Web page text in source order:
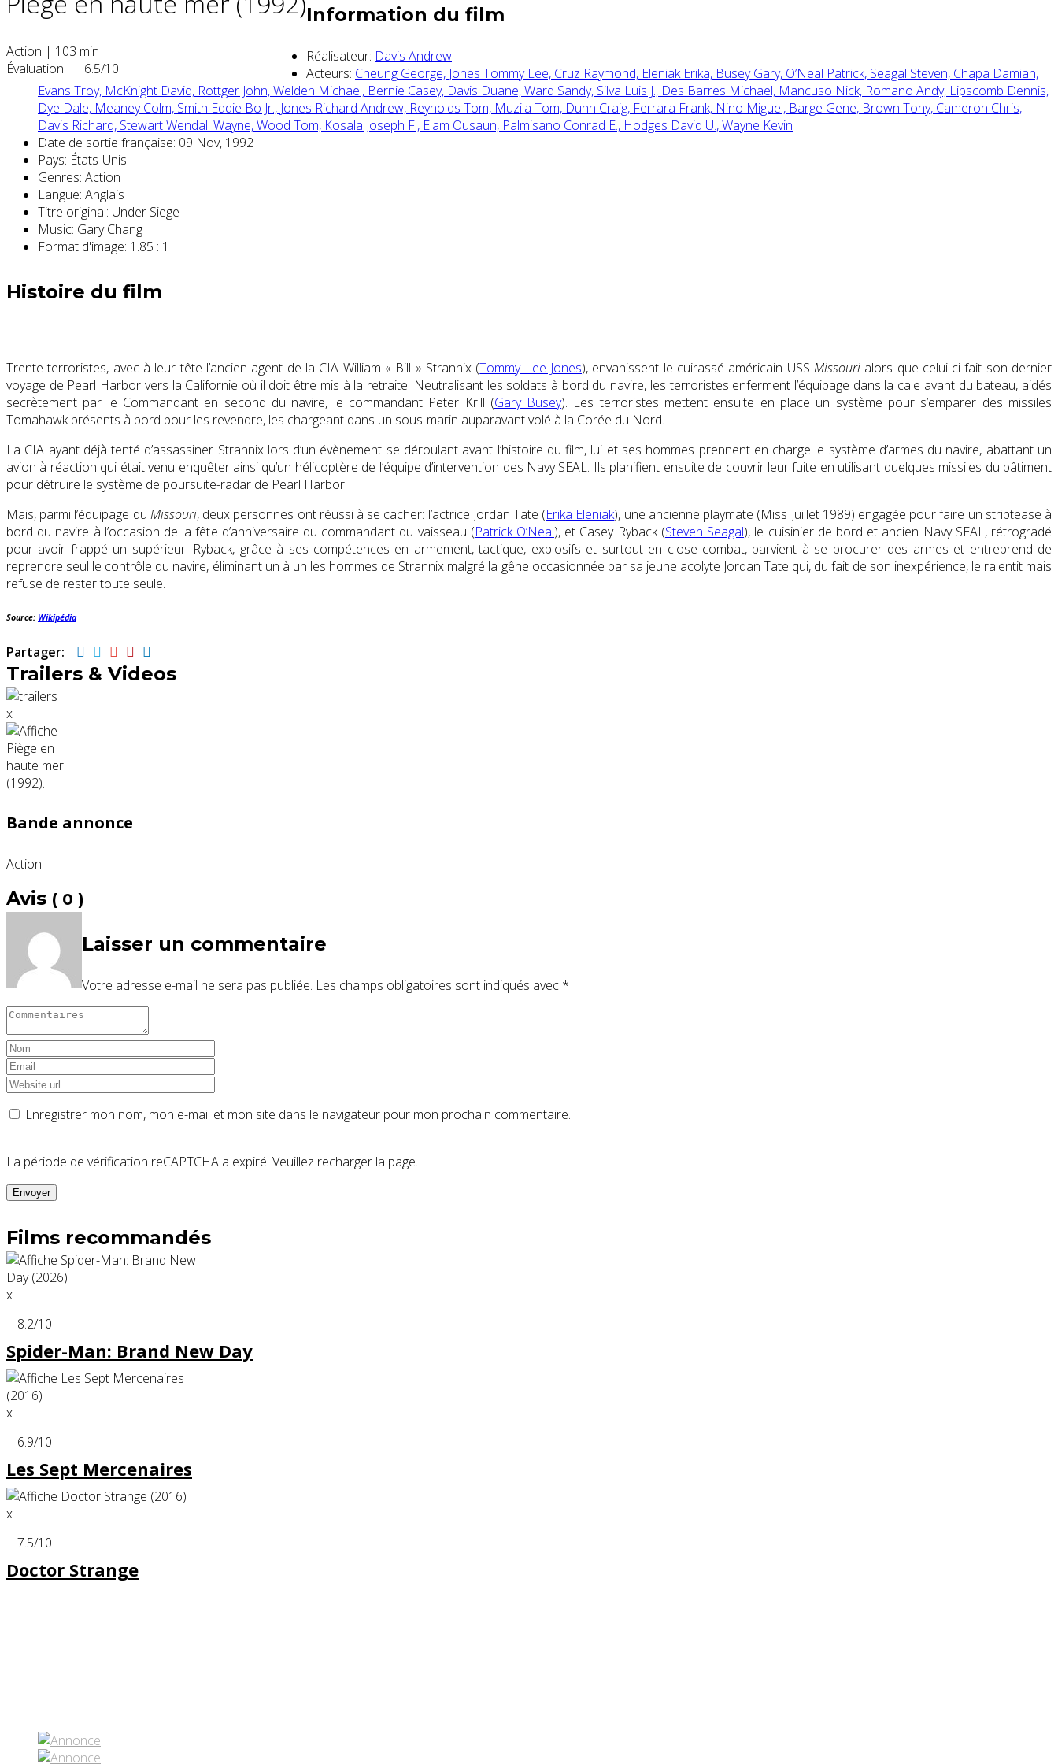
Action | 103 min
Évaluation:
6.5/10
Information du film
Réalisateur: Davis Andrew
Acteurs: Cheung George, Jones Tommy Lee, Cruz Raymond, Eleniak Erika, Busey Gary, O’Neal Patrick, Seagal Steven, Chapa Damian,
Evans Troy, McKnight David, Rottger John,Welden Michael, Bernie Casey, Davis Duane,Ward Sandy, Silva Luis J., Des Barres Michael, Mancuso Nick, Romano Andy, Lipscomb Dennis,
Dye Dale, Meaney Colm, Smith Eddie Bo Jr., Jones Richard Andrew, Reynolds Tom, Muzila Tom, Dunn Craig, Ferrara Frank, Nino Miguel, Barge Gene, Brown Tony, Cameron Chris,
Davis Richard, Stewart Wendall Wayne,Wood Tom, Kosala Joseph F., Elam Ousaun, Palmisano Conrad E., Hodges David U.,Wayne Kevin
Date de sortie française: 09 Nov, 1992
Pays: États-Unis
Genres: Action
Langue: Anglais
Titre original: Under Siege
Music: Gary Chang
Format d'image: 1.85 : 1
Histoire du film
Trente terroristes, avec à leur tête l’ancien agent de la CIA William « Bill » Strannix (Tommy Lee Jones), envahissent le cuirassé américain USSMissouri alors que celui-ci fait son dernier
voyage de Pearl Harbor vers la Californie où il doit être mis à la retraite. Neutralisant les soldats à bord du navire, les terroristes enferment l’équipage dans la cale avant du bateau, aidés
secrètement par le Commandant en second du navire, le commandant Peter Krill (Gary Busey). Les terroristes mettent ensuite en place un système pour s’emparer des missiles
Tomahawk présents à bord pour les revendre, les chargeant dans un sous-marin auparavant volé à la Corée du Nord.
La CIA ayant déjà tenté d’assassiner Strannix lors d’un évènement se déroulant avant l’histoire du film, lui et ses hommes prennent en charge le système d’armes du navire, abattant un
avion à réaction qui était venu enquêter ainsi qu’un hélicoptère de l’équipe d’intervention des Navy SEAL. Ils planifient ensuite de couvrir leur fuite en utilisant quelques missiles du bâtiment
pour détruire le système de poursuite-radar de Pearl Harbor.
Mais, parmi l’équipage du Missouri, deux personnes ont réussi à se cacher: l’actrice Jordan Tate (Erika Eleniak), une ancienne playmate (Miss Juillet 1989) engagée pour faire un striptease à
bord du navire à l’occasion de la fête d’anniversaire du commandant du vaisseau (Patrick O’Neal), et Casey Ryback (Steven Seagal), le cuisinier de bord et ancien Navy SEAL, rétrogradé
pour avoir frappé un supérieur. Ryback, grâce à ses compétences en armement, tactique, explosifs et surtout en close combat, parvient à se procurer des armes et entreprend de
reprendre seul le contrôle du navire, éliminant un à un les hommes de Strannix malgré la gêne occasionnée par sa jeune acolyte Jordan Tate qui, du fait de son inexpérience, le ralentit mais
refuse de rester toute seule.
Source: Wikipédia
Partager:
Trailers & Videos
x
Bande annonce
Action
Avis ( 0 )
Laisser un commentaire
Votre adresse e-mail ne sera pas publiée. Les champs obligatoires sont indiqués avec *
Enregistrer mon nom, mon e-mail et mon site dans le navigateur pour mon prochain commentaire.
La période de vérification reCAPTCHA a expiré. Veuillez recharger la page.
Films recommandés
x
8.2/10
Spider-Man: Brand New Day
x
6.9/10
Les Sept Mercenaires
x
7.5/10
Doctor Strange